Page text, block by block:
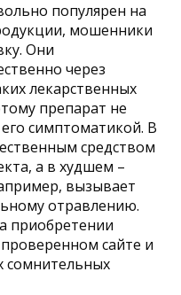
популярен на
мошенники
Они
через
лекарственных
препарат не
симптоматикой. В
средством
а в худшем –
вызывает
отравлению.
приобретении
сайте и
сомнительных